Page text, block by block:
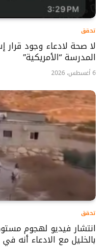
تحقق
لا صحة لادعاء وجود قرار
المدرسة “الأمريكية”
6 أغسطس، 2026
تحقق
انتشار فيديو لهجوم
بالخليل مع الادعاء أنه